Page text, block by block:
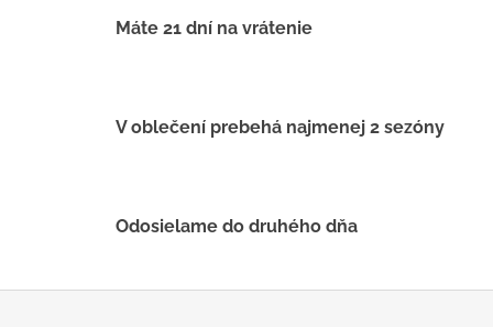
i
v
ý
s
Máte 21 dní na vrátenie
V oblečení prebehá najmenej 2 sezóny
Odosielame do druhého dňa